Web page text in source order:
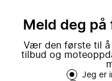
Meld deg
Vær den første til å
tilbud og
Jeg er